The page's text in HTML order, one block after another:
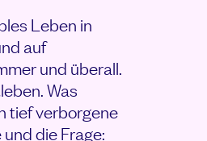
Leben in
auf
und überall.
Was
tief verborgene
die Frage: